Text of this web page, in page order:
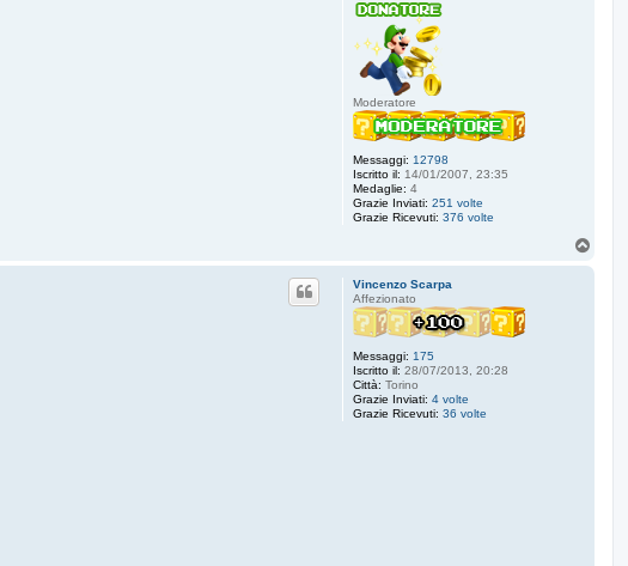
Moderatore
Messaggi: 12798
Iscritto il: 14/01/2007, 23:35
Medaglie: 4
Grazie Inviati: 251 volte
Grazie Ricevuti: 376 volte
Vincenzo Scarpa
Affezionato
Messaggi: 175
Iscritto il: 28/07/2013, 20:28
Città: Torino
Grazie Inviati: 4 volte
Grazie Ricevuti: 36 volte